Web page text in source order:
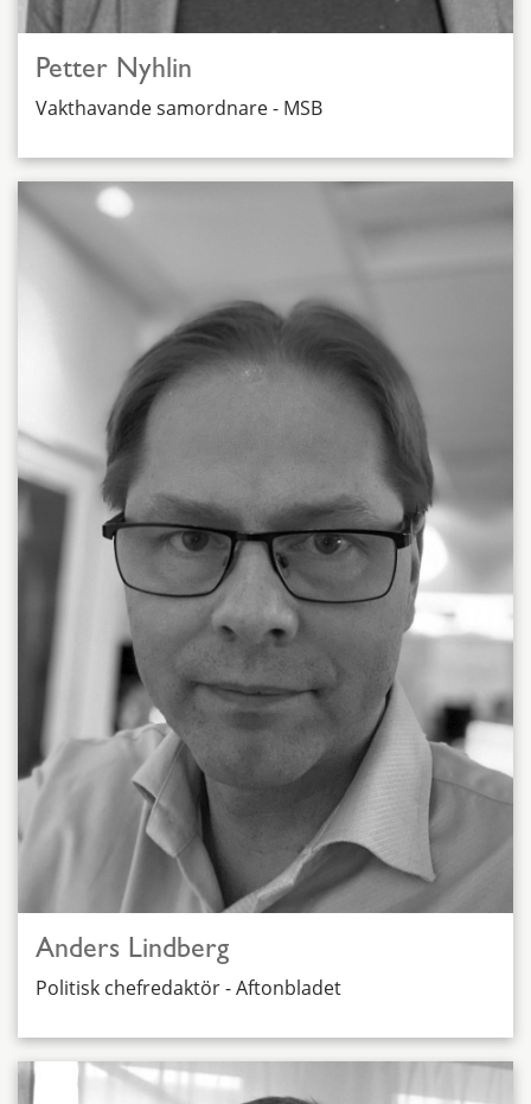
Petter Nyhlin
Vakthavande samordnare - MSB
Anders Lindberg
Politisk chefredaktör - Aftonbladet